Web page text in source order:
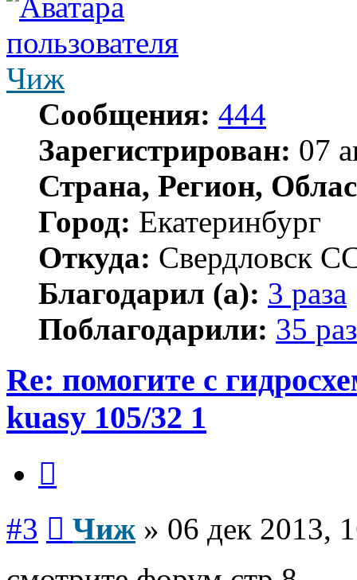
Чиж
Сообщения: 444
Зарегистрирован: 07
Страна, Регион,
Город: Екатеринбург
Откуда: Свердловск
Благодарил (а): 3 раза
Поблагодарили: 35 раз
Re: помогите с
kuasy 105/32 1
#3 Чиж » 06 дек 2013,